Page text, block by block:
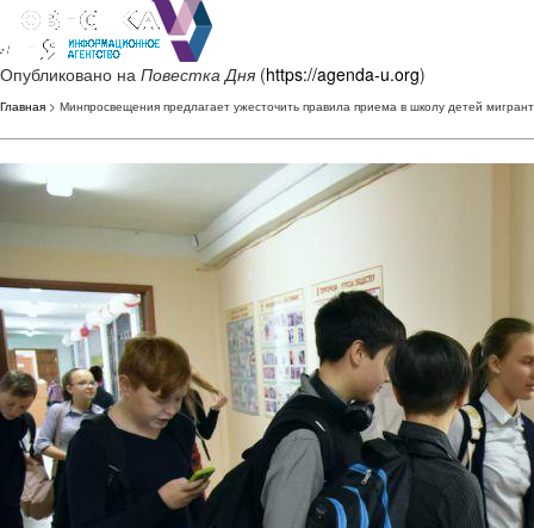
Опубликовано на Повестка Дня (https://agenda-u.org)
Главная > Минпросвещения предлагает ужесточить правила приема в школу детей